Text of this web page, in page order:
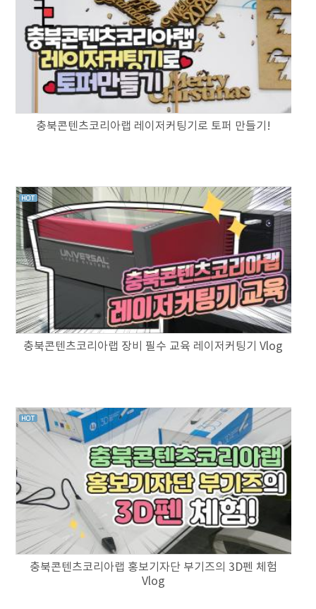
충북콘텐츠코리아랩 레이저커팅기로 토퍼 만들기!
충북콘텐츠코리아랩 장비 필수 교육 레이저커팅기 Vlog
충북콘텐츠코리아랩 홍보기자단 부기즈의 3D펜 체험
Vlog